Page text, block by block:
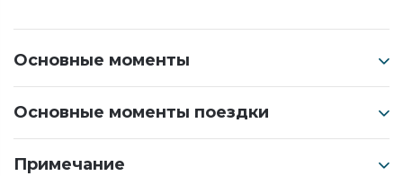
Основные моменты
Основные моменты поездки
Примечание